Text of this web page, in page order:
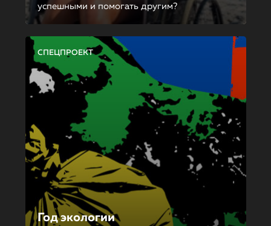
успешными и помогать другим?
СПЕЦПРОЕКТ
Год экологии